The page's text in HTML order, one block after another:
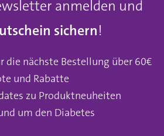
anmelden und
sichern!
die nächste Bestellung über 60€
und Rabatte
zu Produktneuheiten
um den Diabetes